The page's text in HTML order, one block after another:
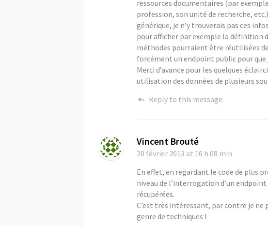
ressources documentaires (par
profession, son unité de recherche,
générique, je n’y trouverais pas ces
pour afficher par exemple la définition
méthodes pourraient être réutilisées
forcément un endpoint public pour que
Merci d’avance pour les quelques
utilisation des données de plusieurs
Reply to this message
Vincent Brouté
20 février 2013 at 16 h 08 min
En effet, en regardant le code de plus
niveau de l’interrogation d’un endpoint
récupérées.
C’est très intéressant, par contre je
genre de techniques !